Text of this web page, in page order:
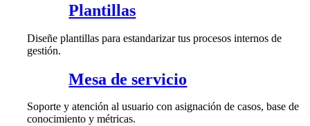
Plantillas
Diseñe plantillas para estandarizar tus procesos internos de
gestión.
Mesa de servicio
Soporte y atención al usuario con asignación de casos, base de
conocimiento y métricas.